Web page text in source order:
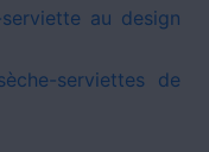
au design
serviettes de